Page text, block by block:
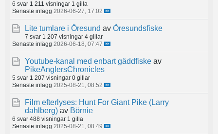
6 svar 1 211 visningar 1 gilla
Senaste inlägg 2026-06-27, 17:02
Lite tumlare i Öresund av Öresundsfiske
7 svar 1 207 visningar 4 gillar
Senaste inlägg 2026-06-18, 07:47
Youtube-kanal med enbart gäddfiske av
PikeAnglersChronicles
5 svar 1 207 visningar 0 gillar
Senaste inlägg 2025-08-21, 08:52
Film efterlyses: Hunt For Giant Pike (Larry
dahlberg) av Börnie
6 svar 488 visningar 1 gilla
Senaste inlägg 2025-08-21, 08:49